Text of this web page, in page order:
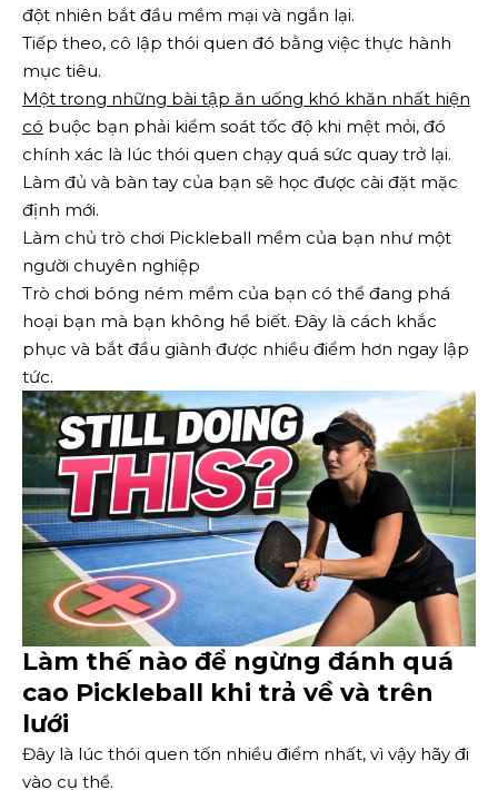
đột nhiên bắt đầu mềm mại và ngắn lại.
Tiếp theo, cô lập thói quen đó bằng việc thực hành
mục tiêu.
Một trong những bài tập ăn uống khó khăn nhất hiện
có buộc bạn phải kiểm soát tốc độ khi mệt mỏi, đó
chính xác là lúc thói quen chạy quá sức quay trở lại.
Làm đủ và bàn tay của bạn sẽ học được cài đặt mặc
định mới.
Làm chủ trò chơi Pickleball mềm của bạn như một
người chuyên nghiệp
Trò chơi bóng ném mềm của bạn có thể đang phá
hoại bạn mà bạn không hề biết. Đây là cách khắc
phục và bắt đầu giành được nhiều điểm hơn ngay lập
tức.
Làm thế nào để ngừng đánh quá
cao Pickleball khi trả về và trên
lưới
Đây là lúc thói quen tốn nhiều điểm nhất, vì vậy hãy đi
vào cụ thể.